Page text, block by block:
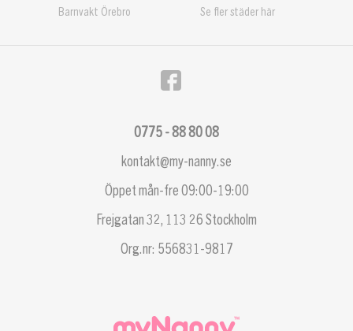
Barnvakt Örebro
Se fler städer här
kontakt@my-nanny.se
0775 - 88 80 08
Öppet mån-fre 09:00-19:00
Frejgatan 32, 113 26 Stockholm
Org.nr: 556831-9817